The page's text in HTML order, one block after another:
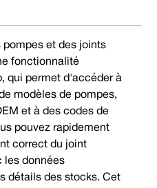
pompes et des joints
fonctionnalité
qui permet d'accéder à
modèles de pompes,
et à des codes de
pouvez rapidement
correct du joint
les données
détails des stocks. Cet